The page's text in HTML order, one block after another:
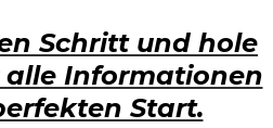
Schritt und hole
Informationen
Start.